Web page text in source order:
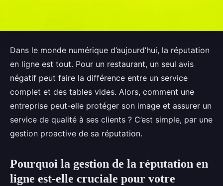
Dans le monde numérique d’aujourd’hui, la réputation
en ligne est tout. Pour un restaurant, un seul avis
négatif peut faire la différence entre un service
complet et des tables vides. Alors, comment une
entreprise peut-elle protéger son image et assurer un
service de qualité à ses clients ? C’est simple, par une
gestion proactive de sa réputation.
Pourquoi la gestion de la réputation en
ligne est-elle cruciale pour votre